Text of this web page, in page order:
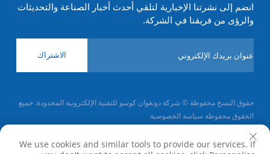
انضم إلى نشرتنا الإخبارية لتلقي أحدث أخبار الصناعة والتحديثات
والرؤى من فريقنا في الشركة.
الاشتراك
حقوق النسخ محفوظة © شركة دونغوان كوسو للتقنية الإلكترونية المحدودة. جميع
الحقوق محفوظة سياسة الخصوصية
انقر لأعلى
We use cookies and similar tools to provide our services. If